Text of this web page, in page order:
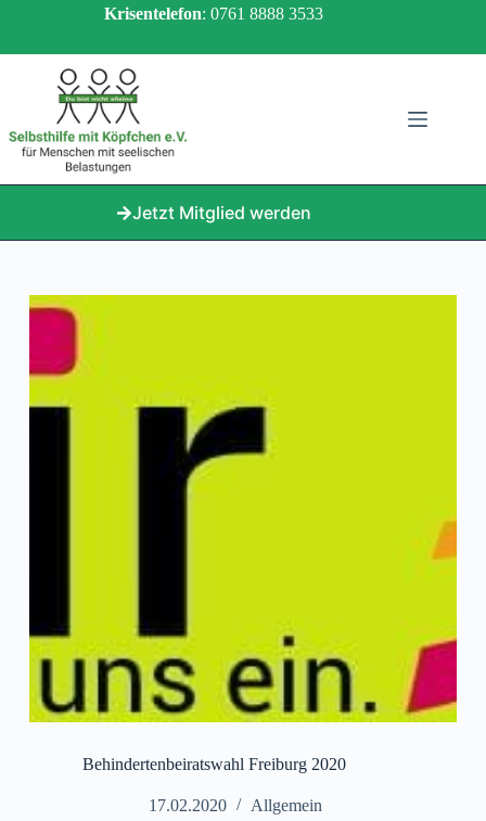
Krisentelefon: 0761 8888 3533
Jetzt Mitglied werden
Behindertenbeiratswahl Freiburg 2020
17.02.2020 Allgemein